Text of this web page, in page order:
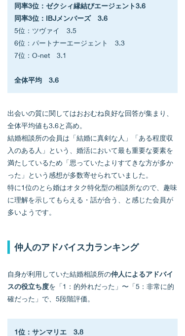
同率3位：ゼクシィ縁結びエージェント3.6
同率3位：IBJメンバーズ　3.6
5位：ツヴァイ　3.5
6位：パートナーエージェント　3.3
7位：O-net　3.1
全体平均　3.6
出会いの質に関してはおおむね良好な回答が集まり、
全体平均値も3.6と高め。
結婚相談所の会員は「結婚に真剣な人」「ある程度収
入のある人」という、婚活において最も重要な要素を
満たしているため「思っていたよりすてきな方が多か
った」という感想が多数寄せられていました。
特に1位のとら婚はオタク特化型の相談所なので、趣味
に理解を示してもらえる・話が合う、と感じた会員が
多いようです。
仲人のアドバイス力ランキング
自身が利用していた結婚相談所の仲人によるアドバイ
スの役立ち度を「1：的外れだった」〜「5：非常に的
確だった」で、5段階評価。
1位：サンマリエ　3.8